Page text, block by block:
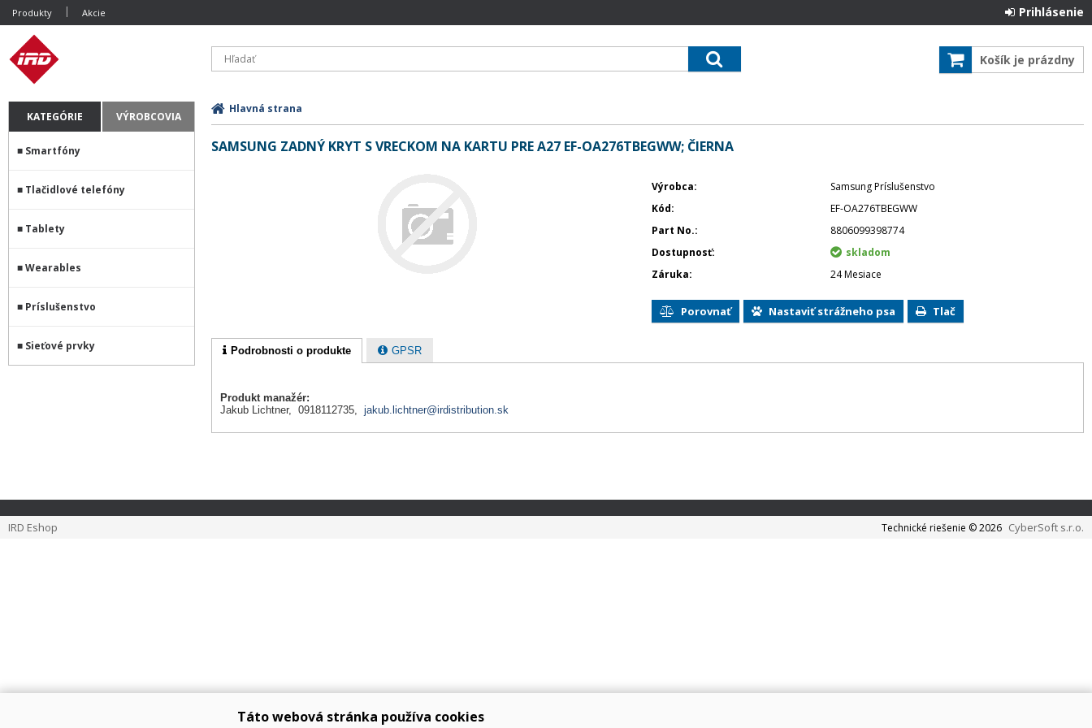
Produkty Akcie Prihlásenie
Košík je prázdny
KATEGÓRIE VÝROBCOVIA
Smartfóny
Tlačidlové telefóny
Tablety
Wearables
Príslušenstvo
Sieťové prvky
Hlavná strana
SAMSUNG ZADNÝ KRYT S VRECKOM NA KARTU PRE A27 EF-OA276TBEGWW; ČIERNA
Výrobca
Samsung Príslušenstvo
Kód
EF-OA276TBEGWW
Part No.
8806099398774
Dostupnosť
skladom
Záruka
24 Mesiace
Porovnať Nastaviť strážneho psa Tlač
Podrobnosti o produkte GPSR
Produkt manažér:
Jakub Lichtner, 0918112735, jakub.lichtner@irdistribution.sk
IRD Eshop Technické riešenie © 2026 CyberSoft s.r.o.
Táto webová stránka používa cookies